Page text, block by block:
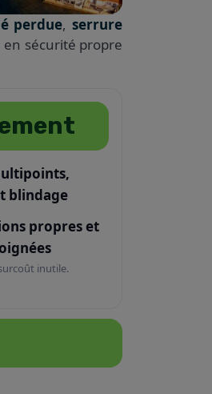
perdue,serrure
sécurité propre
blindage
propres et
inutile.